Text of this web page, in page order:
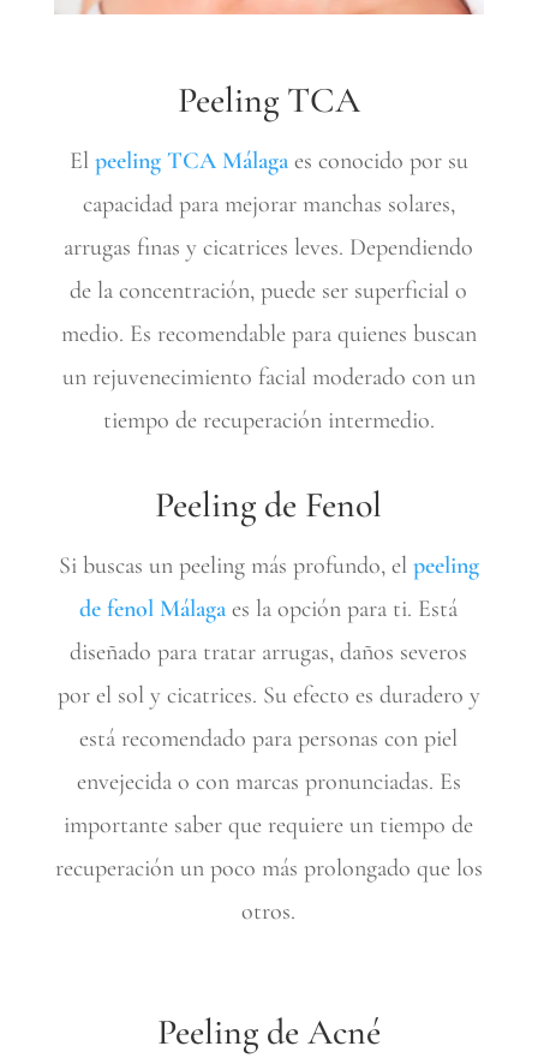
Peeling TCA
El peelingTCA Málagaes conocido por su
capacidad para mejorar manchas solares,
arrugas finas y cicatrices leves. Dependiendo
de la concentración, puede ser superficial o
medio. Es recomendable para quienes buscan
un rejuvenecimiento facial moderado con un
tiempo de recuperación intermedio.
Peeling de Fenol
Si buscas un peeling más profundo, el peeling
de fenol Málaga es la opción para ti. Está
diseñado para tratar arrugas, daños severos
por el sol y cicatrices. Su efecto es duradero y
está recomendado para personas con piel
envejecida o con marcas pronunciadas. Es
importante saber que requiere un tiempo de
recuperación un poco más prolongado que los
otros.
Peeling de Acné